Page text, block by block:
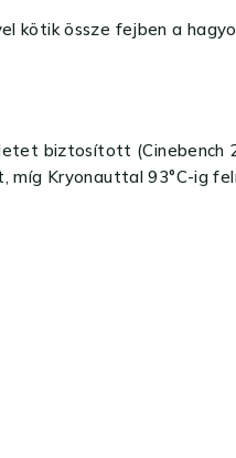
kötik össze fejben a
biztosított
míg Kryonauttal 93°C-ig